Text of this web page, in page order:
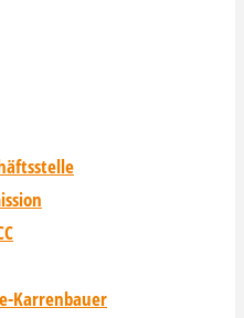
Karrenbauer